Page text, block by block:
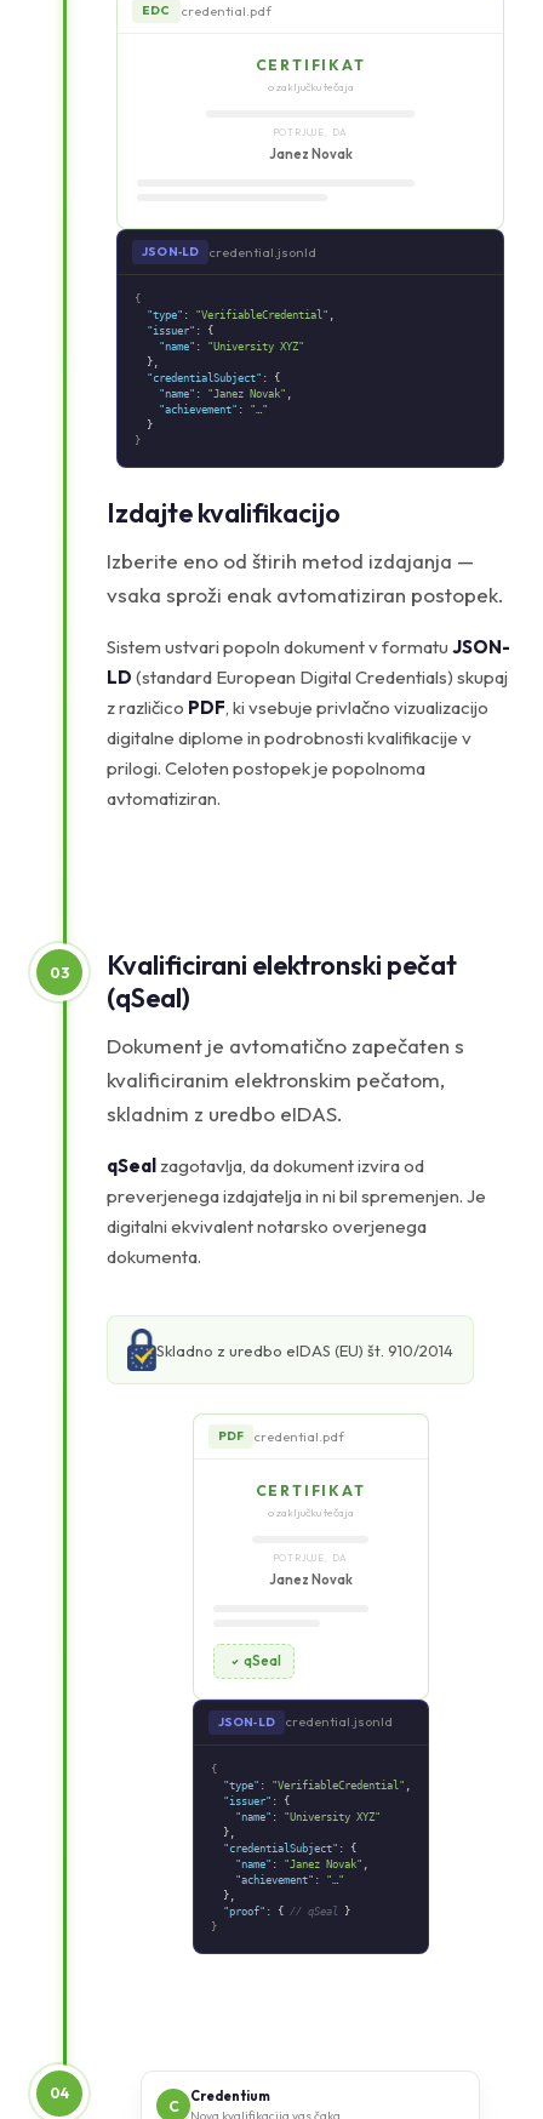
EDC credential.pdf
CERTIFIKAT
o zaključku tečaja
POTRJUJE, DA
Janez Novak
JSON‑LD credential.jsonld
{
"type" : "VerifiableCredential" ,
"issuer" : {
"name" : "University XYZ"
},
"credentialSubject" : {
"name" : "Janez Novak" ,
"achievement" : "…"
}
}
Izdajte kvalifikacijo
Izberite eno od štirih metod izdajanja —
vsaka sproži enak avtomatiziran postopek.
Sistem ustvari popoln dokument v formatu JSON-
LD (standard European Digital Credentials) skupaj
z različico PDF, ki vsebuje privlačno vizualizacijo
digitalne diplome in podrobnosti kvalifikacije v
prilogi. Celoten postopek je popolnoma
avtomatiziran.
Kvalificirani elektronski pečat
(qSeal)
Dokument je avtomatično zapečaten s
kvalificiranim elektronskim pečatom,
skladnim z uredbo eIDAS.
qSealzagotavlja, da dokument izvira od
preverjenega izdajatelja in ni bil spremenjen. Je
digitalni ekvivalent notarsko overjenega
dokumenta.
Skladno z uredbo eIDAS (EU) št. 910/2014
03
PDF credential.pdf
CERTIFIKAT
o zaključku tečaja
POTRJUJE, DA
Janez Novak
qSeal
JSON‑LD credential.jsonld
{
"type" : "VerifiableCredential"
"issuer" : {
"name" :
"University XYZ"
},
"credentialSubject" : {
"name" : "Janez Novak"
"achievement" :
"…"
},
"proof" : { // qSeal }
}
C
Credentium
Nova kvalifikacija vas čaka
04